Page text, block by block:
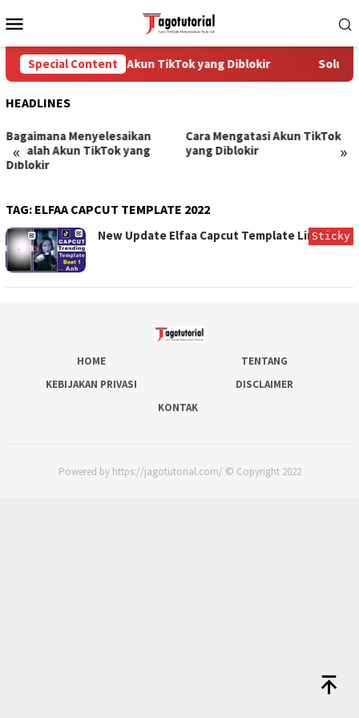
to
Menu
Special Content
Cara Mengatasi Akun TikTok yang Diblokir Solusi
HEADLINES
« »
Bagaimana Menyelesaikan
Masalah Akun TikTok yang
Diblokir
Cara Mengatasi Akun TikTok
yang Diblokir
TAG: ELFAA CAPCUT TEMPLATE 2022
New Update Elfaa Capcut Template LinkSticky
HOME
TENTANG
KEBIJAKAN PRIVASI
DISCLAIMER
KONTAK
Powered by https://jagotutorial.com/ © Copyright 2022